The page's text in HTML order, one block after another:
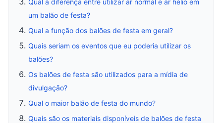
Qual a diferença entre utilizar ar normal e ar hélio em
um balão de festa?
Qual a função dos balões de festa em geral?
Quais seriam os eventos que eu poderia utilizar os
balões?
Os balões de festa são utilizados para a mídia de
divulgação?
Qual o maior balão de festa do mundo?
Quais são os materiais disponíveis de balões de festa